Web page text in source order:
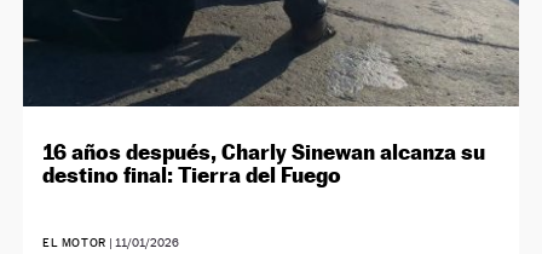
16 años después, Charly Sinewan alcanza su
destino final: Tierra del Fuego
EL MOTOR | 11/01/2026